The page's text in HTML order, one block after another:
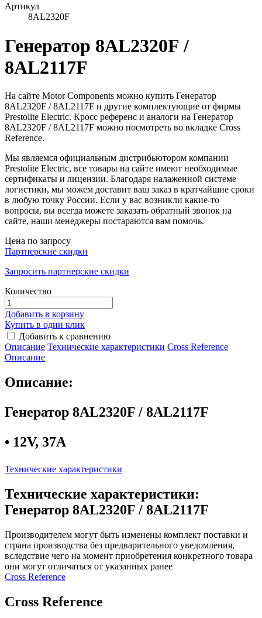
Артикул
8AL2320F
Генератор 8AL2320F /
8AL2117F
На сайте Motor Components можно купить Генератор
8AL2320F / 8AL2117F и другие комплектующие от фирмы
Prestolite Electric. Кросс референс и аналоги на Генератор
8AL2320F / 8AL2117F можно посмотреть во вкладке Cross
Reference.
Мы являемся официальным дистрибьютором компании
Prestolite Electric, все товары на сайте имеют необходимые
сертификаты и лицензии. Благодаря налаженной системе
логистики, мы можем доставит ваш заказ в кратчайшие сроки
в любую точку России. Если у вас возникли какие-то
вопросы, вы всегда можете заказать обратный звонок на
сайте, наши менеджеры постараются вам помочь.
Цена по запросу
Партнерские скидки
Запросить партнерские скидки
Количество
Добавить в корзину
Купить в один клик
Добавить к сравнению
Описание Технические характеристики Сross Reference
Описание
Описание:
Генератор 8AL2320F / 8AL2117F
• 12V, 37А
Технические характеристики
Технические характеристики:
Генератор 8AL2320F / 8AL2117F
Производителем могут быть изменены комплект поставки и
страна производства без предварительного уведомления,
вследствие чего на момент приобретения конкретного товара
они могут отличаться от указанных ранее
Сross Reference
Сross Reference